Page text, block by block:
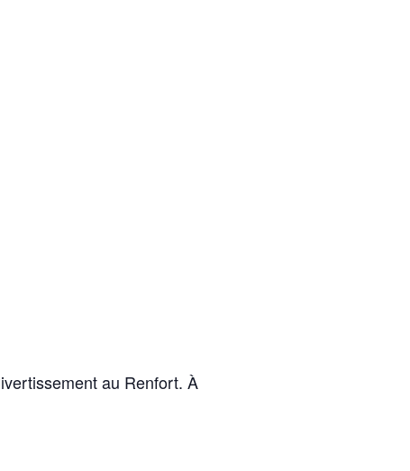
au Renfort. À